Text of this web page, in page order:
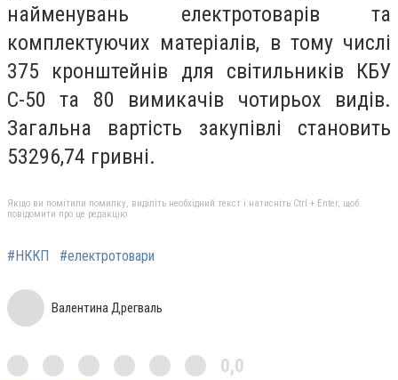
найменувань електротоварів та
комплектуючих матеріалів, в тому числі
375 кронштейнів для світильників КБУ
С-50 та 80 вимикачів чотирьох видів.
Загальна вартість закупівлі становить
53296,74 гривні.
Якщо ви помітили помилку, виділіть необхідний текст і натисніть Ctrl + Enter, щоб
повідомити про це редакцію
#НККП #електротовари
Валентина Дрегваль
0,0